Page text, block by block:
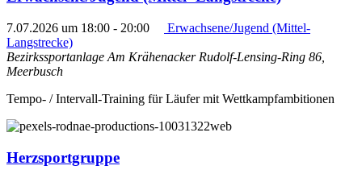
7.07.2026 um 18:00 - 20:00
Erwachsene/Jugend (Mittel-
Langstrecke)
Bezirkssportanlage Am Krähenacker Rudolf-Lensing-Ring 86,
Meerbusch
Tempo- / Intervall-Training für Läufer mit Wettkampfambitionen
Herzsportgruppe